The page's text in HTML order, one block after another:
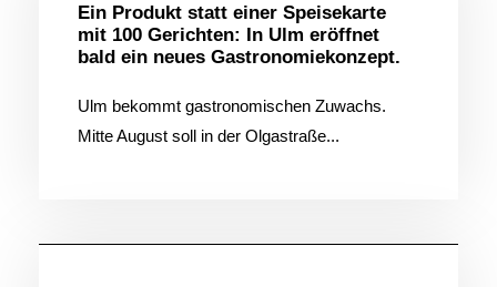
Ein Produkt statt einer Speisekarte
mit 100 Gerichten: In Ulm eröffnet
bald ein neues Gastronomiekonzept.
Ulm bekommt gastronomischen Zuwachs.
Mitte August soll in der Olgastraße...